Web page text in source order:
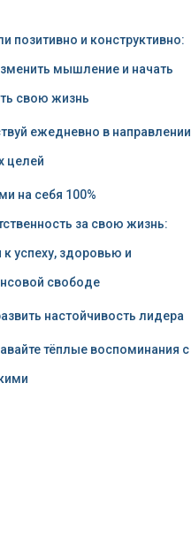
позитивно и конструктивно:
мышление и начать
свою жизнь
ежедневно в направлении
целей
на себя 100%
за свою жизнь:
успеху, здоровью и
свободе
настойчивость лидера
тёплые воспоминания с